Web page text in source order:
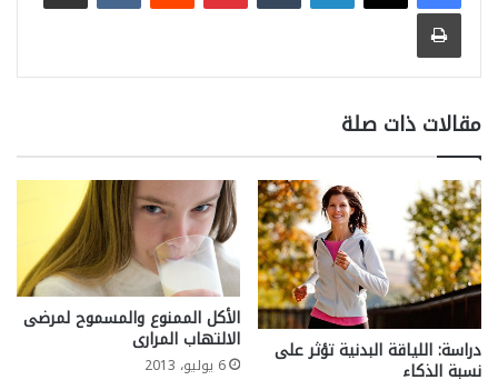
طباعة
مقالات ذات صلة
دراسة: اللياقة البدنية تؤثر على
نسبة الذكاء
الأكل الممنوع والمسموح لمرضى
الالتهاب المرارى
6 يوليو، 2013